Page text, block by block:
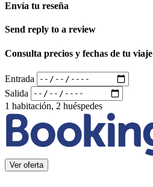
Envía tu reseña
Send reply to a review
Consulta precios y fechas de tu viaje
Entrada
Salida
1 habitación, 2 huéspedes
Ver oferta